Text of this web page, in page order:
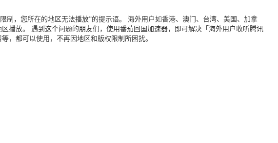
，您所在的地区无法播放”的提示语。 海外用户如香港、澳门、台湾、美国、加拿
播放。 遇到这个问题的朋友们，使用番茄回国加速器，即可解决「海外用户收听腾讯
，都可以使用，不再因地区和版权限制所困扰。